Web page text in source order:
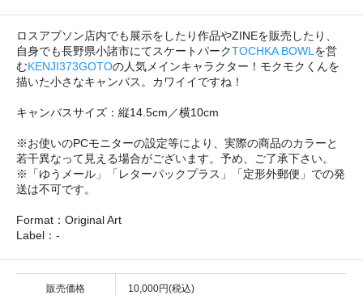
ロスアプソン店内でも展示をしたり作品やZINEを販売したり、
自身でも長野県小諸市にてスケートパークTOCHKA BOWL を営
むKENJI373GOTOの人気メインキャラクター！モクモクくんを
描いた小さなキャンバス。カワイイですね！
キャンバスサイズ：縦14.5cm／横10cm
※お使いのPCモニターの設定等により、実際の商品のカラーと
若干異なって見える場合がございます。予め、ご了承下さい。
※「ゆうメール」「レターパックプラス」「定形外郵便」での発
送は不可です。
Format：Original Art
Label：-
販売価格 10,000円(税込)